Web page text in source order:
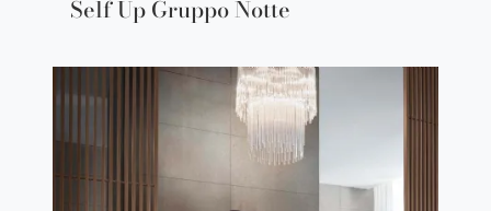
Self Up Gruppo Notte